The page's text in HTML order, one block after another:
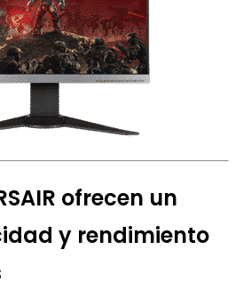
ofrecen un
y rendimiento